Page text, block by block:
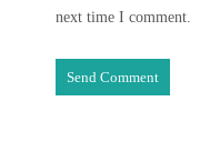
next time I comment.